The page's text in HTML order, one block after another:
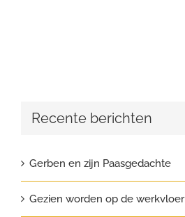
Recente berichten
Gerben en zijn Paasgedachte
Gezien worden op de werkvloer